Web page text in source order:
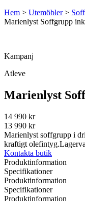
Hem > Utemöbler>
Marienlyst Soffgrupp
Kampanj
Atleve
Marienlyst
14 990 kr
13 990 kr
Marienlyst soffgrupp i
kraftigt
Kontakta butik
Produktinformation
Specifikationer
Produktinformation
Specifikationer
Produktinformation